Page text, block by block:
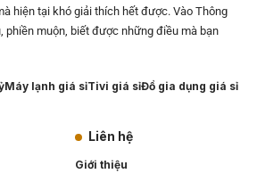
hiện tại khó giải thích hết được. Vào Thông
phiền muộn, biết được những điều mà bạn
Máy lạnh giá sỉTivi giá sỉĐồ gia dụng giá sỉ
Liên hệ
Giới thiệu